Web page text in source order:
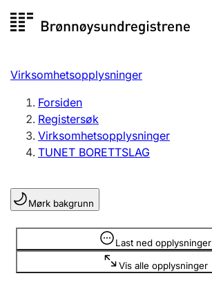
til
Registersøk
Aksjeselskap
Enkeltpersonforetak
Registrere, endre, slette
Lag og forening
Registrere, endre, slette
Virksomhetsopplysninger
Forsiden
Registersøk
Virksomhetsopplysninger
TUNET BORETTSLAG
Mørk bakgrunn
Last ned opplysninger
Vis alle opplysninger
Opplysninger er skjult